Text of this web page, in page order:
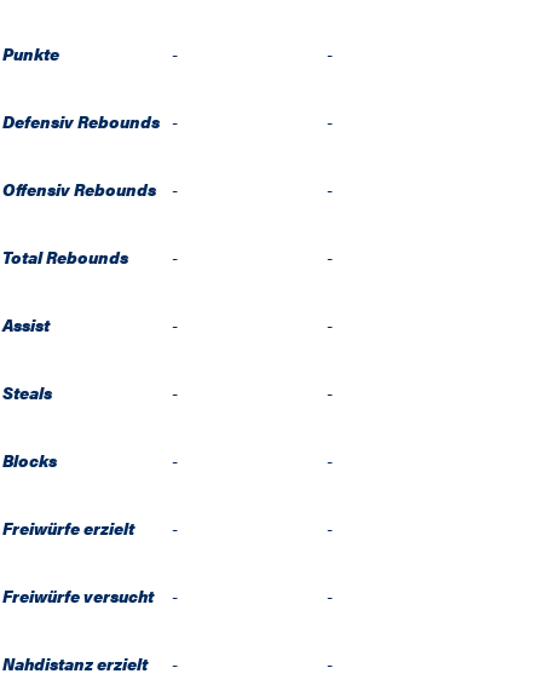
Punkte - -
Defensiv Rebounds - -
Offensiv Rebounds - -
Total Rebounds - -
Assist - -
Steals - -
Blocks - -
Freiwürfe erzielt - -
Freiwürfe versucht - -
Nahdistanz erzielt - -